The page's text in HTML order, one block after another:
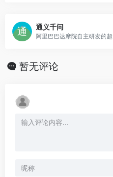
通义千问
暂无评论